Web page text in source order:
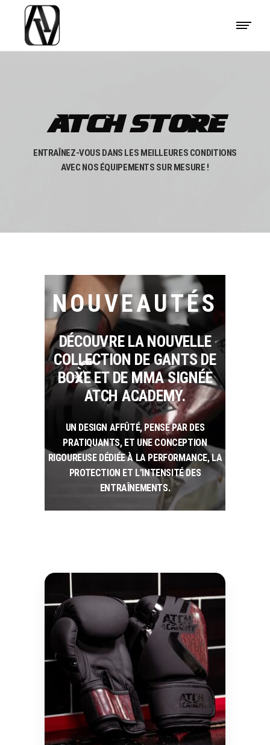
ATCH STORE
ENTRAÎNEZ-VOUS DANS LES MEILLEURES CONDITIONS
AVEC NOS ÉQUIPEMENTS SUR MESURE !
NOUVEAUTÉS
DÉCOUVRE LA NOUVELLE
COLLECTION DE GANTS DE
BOXE ET DE MMA SIGNÉE
ATCH ACADEMY.
UN DESIGN AFFÛTÉ, PENSÉ PAR DES
PRATIQUANTS, ET UNE CONCEPTION
RIGOUREUSE DÉDIÉE À LA PERFORMANCE, LA
PROTECTION ET L’INTENSITÉ DES
ENTRAÎNEMENTS.